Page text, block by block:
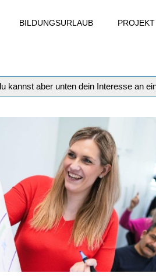
BILDUNGSURLAUB
kannst aber unten dein Interesse an